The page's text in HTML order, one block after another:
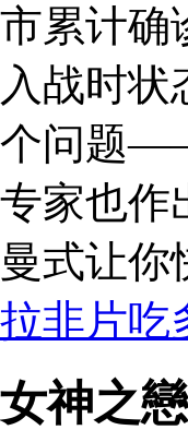
市累计确
入战时
个问题
专家也作
曼式让
拉非片吃
女神之